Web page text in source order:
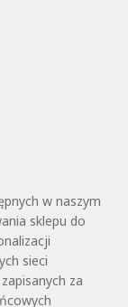
w naszym
sklepu do
sieci
za